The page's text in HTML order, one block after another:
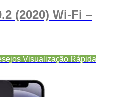
(2020) Wi-Fi –
Visualização Rápida